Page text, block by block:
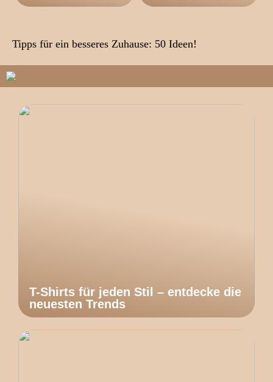
Tipps für ein besseres Zuhause: 50 Ideen!
T-Shirts für jeden Stil – entdecke die
neuesten Trends